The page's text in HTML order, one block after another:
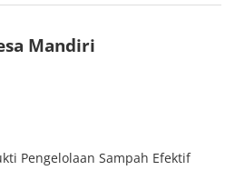
Pengelolaan Sampah Efektif